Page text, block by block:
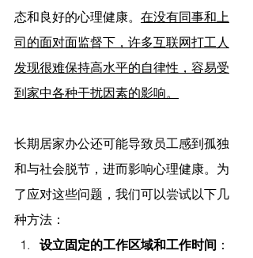
态和良好的心理健康。 在没有同事和上
司的面对面监督下，许多互联网打工人
发现很难保持高水平的自律性，容易受
到家中各种干扰因素的影响。
长期居家办公还可能导致员工感到孤独
和与社会脱节，进而影响心理健康。为
了应对这些问题，我们可以尝试以下几
种方法：
设立固定的工作区域和工作时间 ：